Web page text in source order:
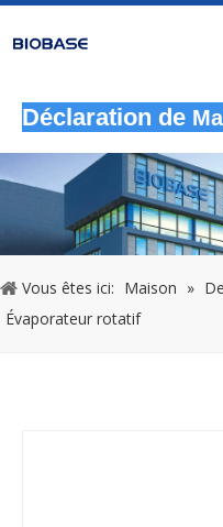
Déclaration de
Vous êtes ici: Maison »
Évaporateur rotatif